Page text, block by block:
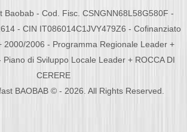
Baobab - Cod. Fisc. CSNGNN68L58G580F -
- CIN IT086014C1JVY479Z6 - Cofinanziato
2000/2006 - Programma Regionale Leader +
Piano di Sviluppo Locale Leader + ROCCA DI
CERERE
BAOBAB © - 2026. All Rights Reserved.